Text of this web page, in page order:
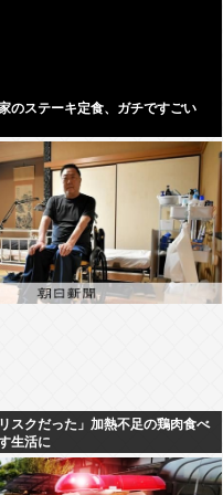
のステーキ定食、ガチですごい
スクだった」加熱不足の鶏肉食べ
生活に